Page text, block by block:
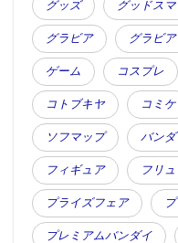
グッズ グッドス
グラビア グラビ
ゲーム コスプレ
コトブキヤ コミケ
ソフマップ バン
フィギュア フリ
プライズフェア
プレミアムバンダイ